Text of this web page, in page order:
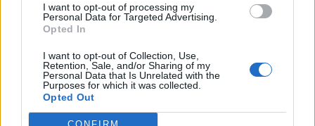
I want to opt-out of processing my
Personal Data for Targeted Advertising.
Opted In
I want to opt-out of Collection, Use,
Retention, Sale, and/or Sharing of my
Personal Data that Is Unrelated with the
Purposes for which it was collected.
Opted Out
Κοινοποιήστε αυτό το άρθρο